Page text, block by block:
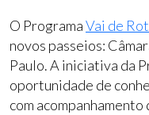
O ProgramaVai de
novos passeios:
Paulo. A iniciativa da
oportunidade de
com